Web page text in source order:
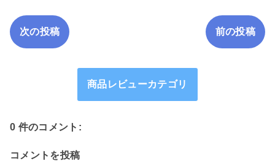
次の投稿 前の投稿
商品レビューカテゴリ
0 件のコメント:
コメントを投稿